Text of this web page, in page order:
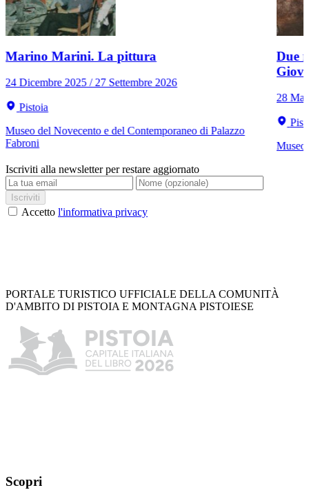
Marino Marini. La pittura
24 Dicembre 2025 / 27 Settembre 2026
Pistoia
Museo del Novecento e del Contemporaneo di Palazzo
Fabroni
Due
28
Museo
Iscriviti alla newsletter per restare aggiornato
Iscriviti
Accetto l'informativa privacy
PORTALE TURISTICO UFFICIALE DELLA COMUNITÀ
D'AMBITO DI PISTOIA E MONTAGNA PISTOIESE
Scopri